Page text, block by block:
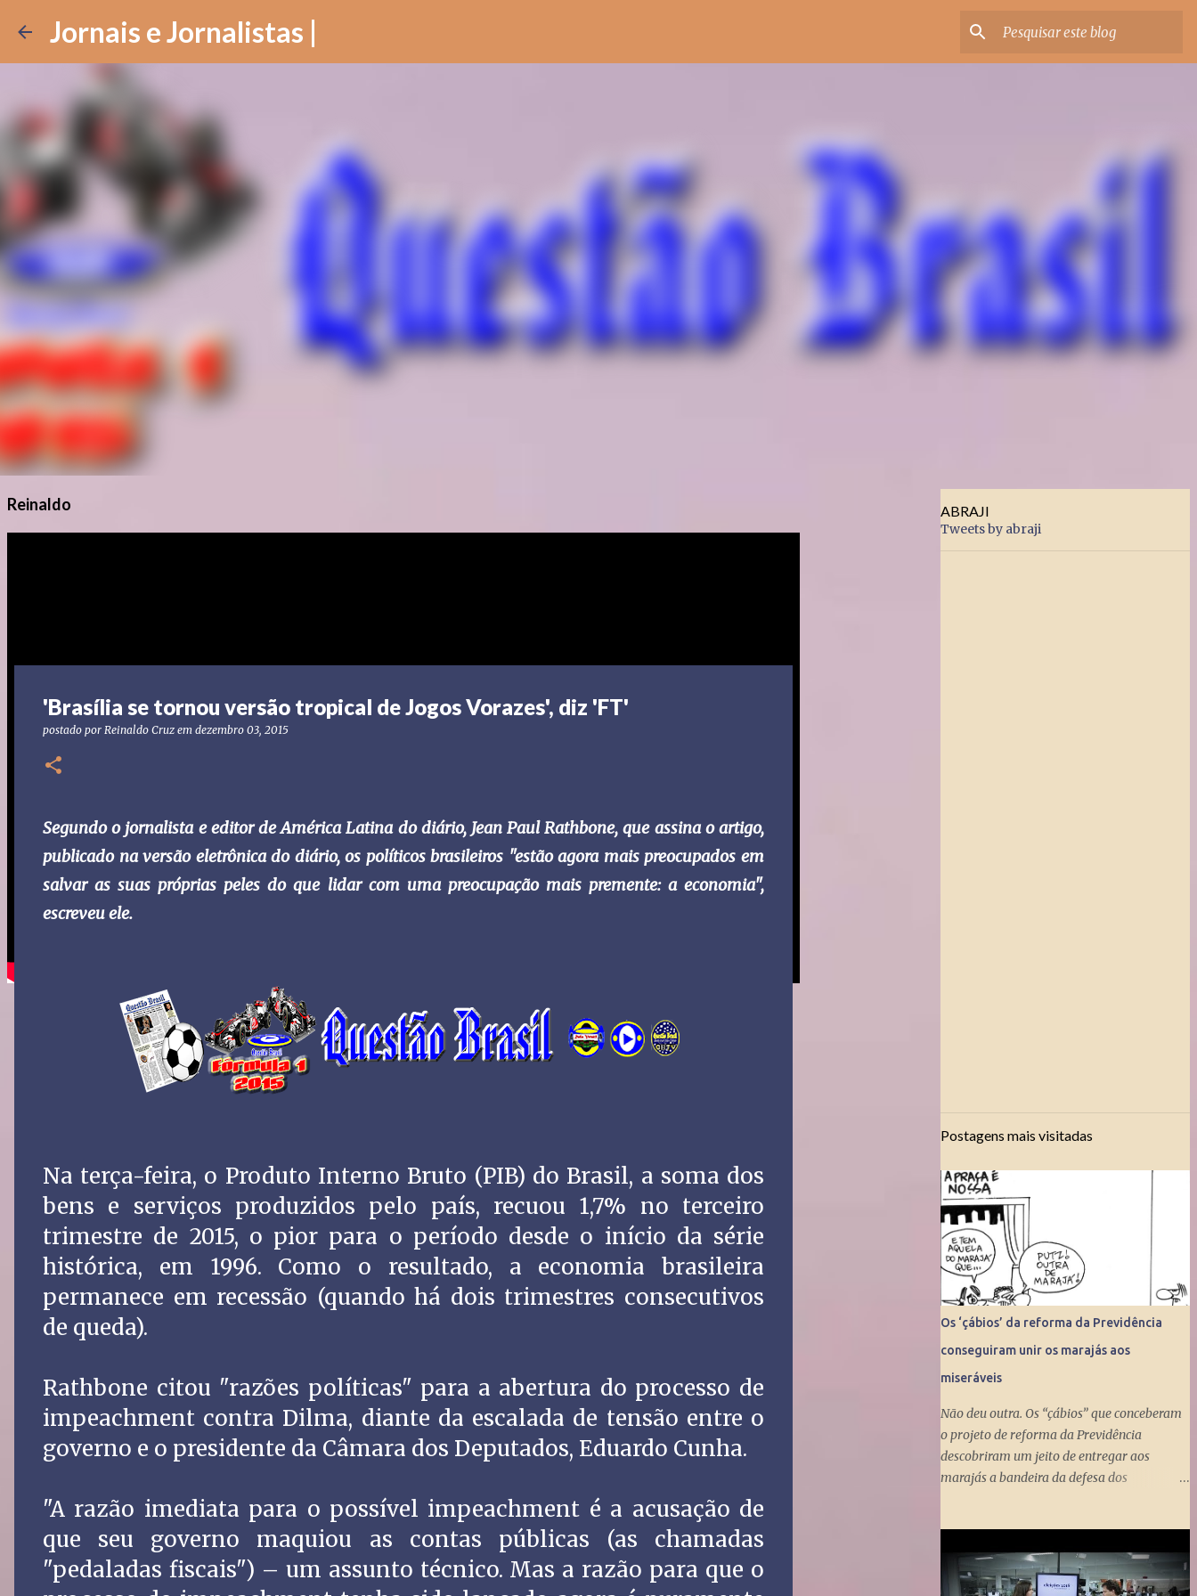
Jornais e Jornalistas |
Reinaldo
'Brasília se tornou versão tropical de Jogos Vorazes', diz 'FT'
postado por Reinaldo Cruz em dezembro 03, 2015
Segundo o jornalista e editor de América Latina do diário, Jean Paul Rathbone, que assina o artigo,
publicado na versão eletrônica do diário, os políticos brasileiros "estão agora mais preocupados em
salvar as suas próprias peles do que lidar com uma preocupação mais premente: a economia",
escreveu ele.
Na terça-feira, o Produto Interno Bruto (PIB) do Brasil, a soma dos
bens e serviços produzidos pelo país, recuou 1,7% no terceiro
trimestre de 2015, o pior para o período desde o início da série
histórica, em 1996. Como o resultado, a economia brasileira
permanece em recessão (quando há dois trimestres consecutivos
de queda).
Rathbone citou "razões políticas" para a abertura do processo de
impeachment contra Dilma, diante da escalada de tensão entre o
governo e o presidente da Câmara dos Deputados, Eduardo Cunha.
"A razão imediata para o possível impeachment é a acusação de
que seu governo maquiou as contas públicas (as chamadas
"pedaladas fiscais") – um assunto técnico. Mas a razão para que o
ABRAJI
Tweets by abraji
Postagens mais visitadas
Os ‘çábios’ da reforma da Previdência
conseguiram unir os marajás aos
miseráveis
Não deu outra. Os “çábios” que conceberam
o projeto de reforma da Previdência
descobriram um jeito de entregar aos
marajás a bandeira da defesa dos
miseráveis que têm mais de 65 anos. O
projeto é engenhoso. Dá R$ 400 ao